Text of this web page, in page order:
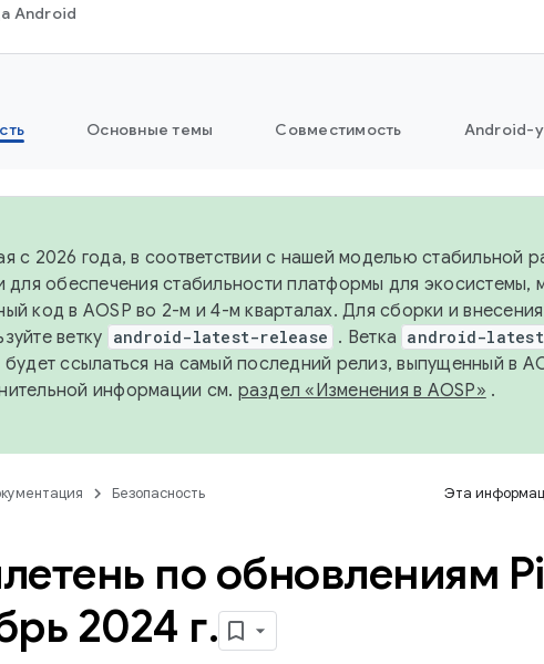
Android
Основные темы Совместимость Android-
с 2026 года, в соответствии с нашей моделью стабильной
для обеспечения стабильности платформы для экосистемы,
код в AOSP во 2-м и 4-м кварталах. Для сборки и
ветку android-latest-release . Ветка android-
будет ссылаться на самый последний релиз, выпущенный в
информации см. раздел «Изменения в AOSP» .
Безопасность Эта
по обновлениям
2024 г.